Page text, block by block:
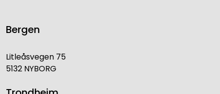
Bergen
Litleåsvegen 75
5132 NYBORG